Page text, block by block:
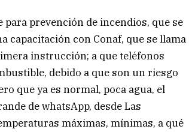
para prevención de incendios, que se
capacitación con Conaf, que se llama
instrucción; a que teléfonos
debido a que son un riesgo
que ya es normal, poca agua, el
de whatsApp, desde Las
máximas, mínimas, a qué